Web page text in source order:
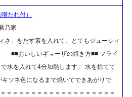
たれ付）
乃家
さ」をだす素を入れて、とてもジューシィ
■■おいしいギョーザの焼き方■■ フライ
水を入れて4分加熱します。 水を捨てて
ツネ色になるまで焼いてできあがりで
＝＝＝＝＝＝＝＝＝＝＝＝＝＝＝＝＝